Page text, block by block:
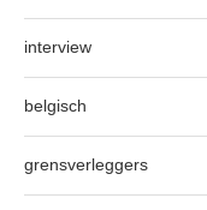
interview
belgisch
grensverleggers